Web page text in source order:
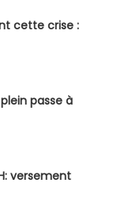
cette crise :
passe à
versement